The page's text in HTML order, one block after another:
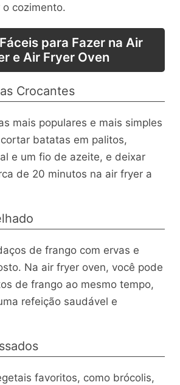
cozimento.
para Fazer na Air
e Air Fryer Oven
Crocantes
mais populares e mais simples
batatas em palitos,
e um fio de azeite, e deixar
de 20 minutos na air fryer a
de frango com ervas e
Na air fryer oven, você pode
de frango ao mesmo tempo,
refeição saudável e
favoritos, como brócolis,